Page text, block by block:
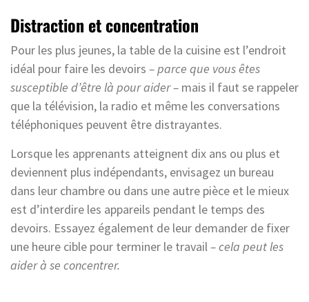
Distraction et concentration
Pour les plus jeunes, la table de la cuisine est l’endroit
idéal pour faire les devoirs – parce que vous êtes
susceptible d’être là pour aider – mais il faut se rappeler
que la télévision, la radio et même les conversations
téléphoniques peuvent être distrayantes.
Lorsque les apprenants atteignent dix ans ou plus et
deviennent plus indépendants, envisagez un bureau
dans leur chambre ou dans une autre pièce et le mieux
est d’interdire les appareils pendant le temps des
devoirs. Essayez également de leur demander de fixer
une heure cible pour terminer le travail– cela peut les
aider à se concentrer.